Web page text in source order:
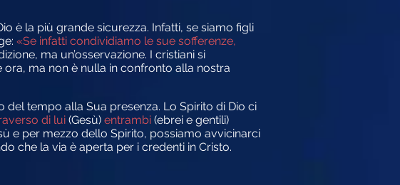
è la più grande sicurezza. Infatti, se siamo figli
«Se infatti condividiamo le sue sofferenze,
ma un’osservazione. I cristiani si
ma non è nulla in confronto alla nostra
tempo alla Sua presenza. Lo Spirito di Dio ci
di lui (Gesù) entrambi (ebrei e gentili)
e per mezzo dello Spirito, possiamo avvicinarci
che la via è aperta per i credenti in Cristo.